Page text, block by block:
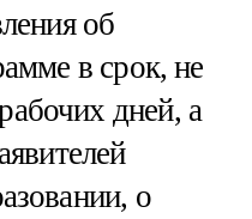
об
в срок, не
дней, а
о